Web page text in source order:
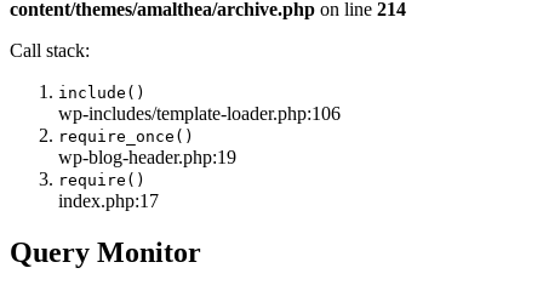
content/themes/amalthea/archive.php on line 214
Call stack:
include()
wp-includes/template-loader.php:106
require_once()
wp-blog-header.php:19
require()
index.php:17
Query Monitor